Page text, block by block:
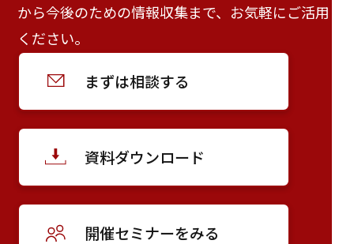
から今後のための情報収集まで、お気軽にご活用
ください。
まずは相談する
資料ダウンロード
開催セミナーをみる